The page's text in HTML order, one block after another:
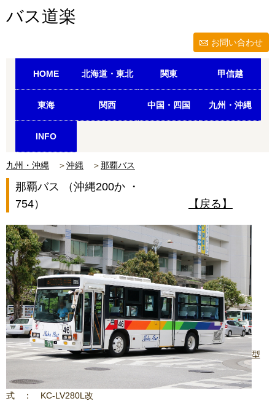
バス道楽
お問い合わせ
HOME 北海道・東北 関東 甲信越
東海 関西 中国・四国 九州・沖縄
INFO
九州・沖縄 ＞沖縄 ＞那覇バス
那覇バス （沖縄200か ・
754）
【戻る】
型
式 ： KC-LV280L改